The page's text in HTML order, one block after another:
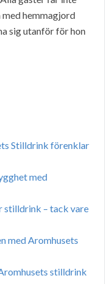
hemmagjord
sig utanför för hon
Stilldrink förenklar
med
stilldrink – tack vare
med Aromhusets
stilldrink